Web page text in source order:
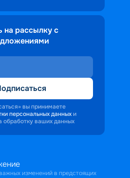
рассылку с
вы принимаете
персональных данных и
обработку ваших данных
изменений в предстоящих